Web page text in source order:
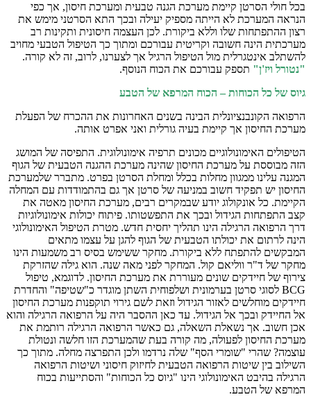
בכל חולי הסרטן קיימת מערכת הגנה טבעית ומערכת חיסון, אך כפי
הנראה המערכת לא הייתה מספיק יעילה ובכך התא הסרטני מימש את
רצון ההתפתחות שלו וללא ביקורת. לכן העצמה חיסונית ותקינות רב
מערכתית הינה חשובה וקריטית עבורכם ומתוך כך הטיפול הטבעי מחויב
להשתלב אינטגרלית מול הטיפול הרגיל אך לצערנו, לרוב, זה לא קורה.
"נטורל ויז'ן" תספק עבורכם את הכוח הנוסף.
גיוס של כל הכוחות – הכוח המרפא של הטבע
הרפואה הקונבנציונלית הבינה בשנים האחרונות את ההכרח של הפעלת
מערכת החיסון אך קיימת בעיה גורלית ואני אפרט אותה.
הטיפולים האימונולוגיים מכונים תרפיה אימונולוגית. התפיסה של המושג
הזה מבוססת על מערכת החיסון שהינה מערכת ההגנה הטבעית של הגוף
המגנה עלינו ממגוון מחלות בכלל ומחלת הסרטן בפרט. מתברר שלמערכת
החיסון יש תפקיד חשוב במניעה של סרטן אך גם בהתמודדות עם המחלה
הקיימת. כל אונקולוג יודע שבמקרים רבים, מערכת החיסון מאטה את
קצב התפתחות הגידול ובכך את התפשטותו. פיתוח יכולות אימונולוגיות
דרך הרפואה הרגילה הינו תהליך יחסית חדש. מטרת הטיפול האימונולוגי
הינה לרתום את יכולתו הטבעית של הגוף להגן על עצמו מתאים
המבקשים להתפתח ללא ביקורת. מחקר ששימש בסיס רב משמעות הינו
מחקר של ד"ר ווליאם קול. המחקר לפני מאה שנה. הוא גילה שהזרקת
צירוף של חיידקים שונים מעוררת את מערכת החיסון. לדוגמא, טיפול
BCG לסוגי סרטן בערמונית ושלפוחית השתן מוגדר כ"שטיפה" והחדרת
חיידקים מוחלשים לאזור הגידול וזאת לשם גירוי תוקפנות מערכת החיסון
אל החיידק ובכך אל הגידול. עד כאן ההסבר היה על הרפואה הרגילה והוא
אכן חשוב. אך נשאלת השאלה, גם כאשר הרפואה הרגילה רותמת את
מערכת החיסון לפעולה, מה קורה בעת שהמערכת הזו חלשה ונטולת
עוצמה? שהרי "שומרי הסף" שלה נרדמו ולכן התפרצה מחלה. מתוך כך
השילוב בין שיטות הרפואה הטבעית לחיזוק חיסוני ושיטות הרפואה
הרגילה בהיבט האימונולוגי הינו "גיוס כל הכוחות" והסתייעות בכוח
המרפא של הטבע.